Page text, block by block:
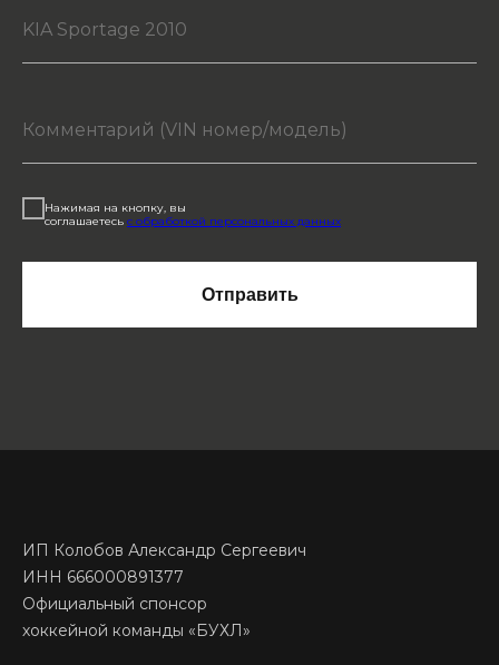
Нажимая на кнопку, вы
соглашаетесь с обработкой персональных данных
Отправить
ИП Колобов Александр Сергеевич
ИНН 666000891377
Официальный спонсор
хоккейной команды «БУХЛ»